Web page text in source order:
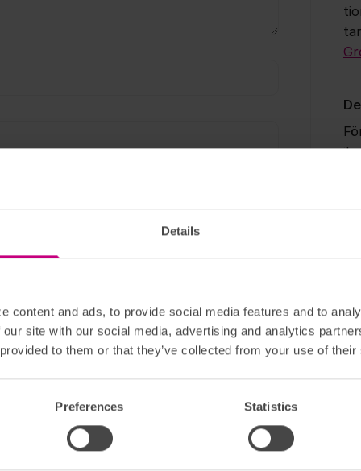
Details
content and ads, to provide social media features and to
site with our social media, advertising and analytics
to them or that they’ve collected from your use of
Preferences Statistics
Kommentera